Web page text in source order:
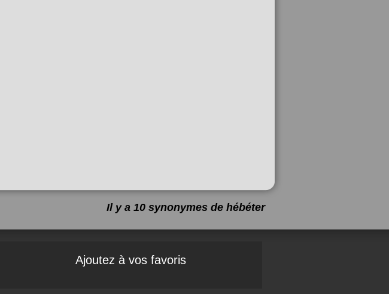
Il y a 10 synonymes de hébéter
Ajoutez à vos favoris